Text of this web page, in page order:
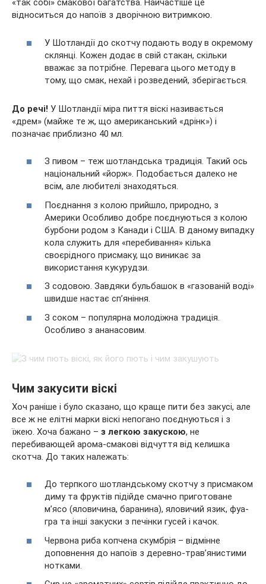
«так собі» смакової багатства. Найчастіше це
відноситься до напоїв з дворічною витримкою.
У Шотландії до скотчу подають воду в окремому
склянці. Кожен додає в свій стакан, скільки
вважає за потрібне. Перевага цього методу в
тому, що смак, нехай і розведений, зберігається.
До речі! У Шотландії міра пиття віскі називається
«дрем» (майже те ж, що американський «дрінк») і
позначає приблизно 40 мл.
З пивом – теж шотландська традиція. Такий ось
національний «йорж». Подобається далеко не
всім, але любителі знаходяться.
Поєднання з колою прийшло, природно, з
Америки Особливо добре поєднуються з колою
бурбони родом з Канади і США. В даному випадку
кола служить для «перебивання» кілька
своєрідного присмаку, що виникає за
використання кукурудзи.
З содовою. Завдяки бульбашок в «газованій воді»
швидше настає сп’яніння.
З соком – популярна молодіжна традиція.
Особливо з ананасовим.
Чим закусити віскі
Хоч раніше і було сказано, що краще пити без закусі, але
все ж не елітні марки віскі непогано поєднуються і з
їжею. Хоча бажано – з легкою закускою, не
перебивающей арома-смакові відчуття від келишка
скотча. До таких належать:
До терпкого шотландському скотчу з присмаком
диму та фруктів підійде смачно приготоване
м’ясо (яловичина, баранина), яловичий язик, фуа-
гра та інші закуски з печінки гусей і качок.
Червона риба копчена скумбрія – відмінне
доповнення до напоїв з деревно-трав’янистими
нотками.